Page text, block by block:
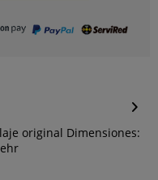
original Dimensiones: